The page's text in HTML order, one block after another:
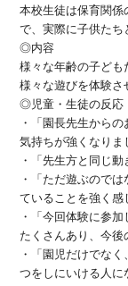
本校生徒は保育関係
で、実際に子供たち
◎内容
様々な年齢の子ども
様々な遊びを体験さ
◎児童・生徒の反応
・「園長先生から
気持ちが強くなりま
・「先生方と同じ
・「ただ遊ぶので
ていることを強く感
・「今回体験に参
たくさんあり、今後
・「園児だけでな
つをしにいける人に